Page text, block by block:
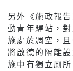
另外《施政報
動青年驛站，
施處於凋空，
將啟德的隔離
施中有獨立厠